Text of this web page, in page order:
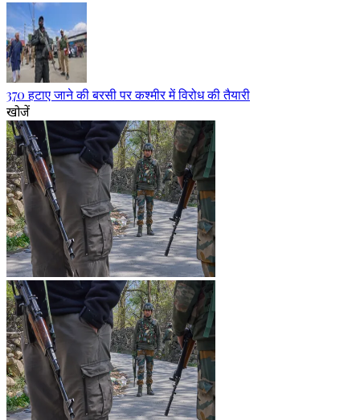
370 हटाए जाने की बरसी पर कश्मीर में विरोध की तैयारी
खोजें